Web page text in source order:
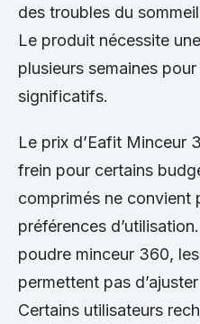
des troubles du
Le produit nécessite
plusieurs semaines
significatifs.
Le prix d’Eafit Minceur
frein pour certains
comprimés ne convient
préférences
poudre minceur 360,
permettent pas
Certains utilisateurs